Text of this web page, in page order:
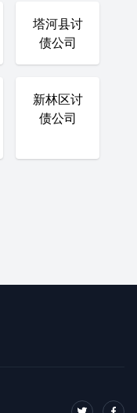
塔河县讨
债公司
新林区讨
债公司